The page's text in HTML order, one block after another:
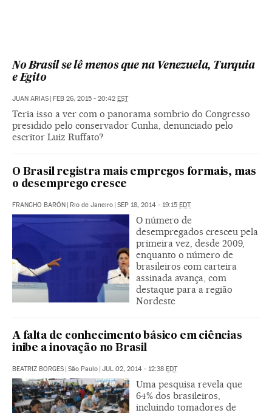
No Brasil se lê menos que na Venezuela, Turquia
e Egito
JUAN ARIAS | FEB 26, 2015 - 20:42 EST
Teria isso a ver com o panorama sombrio do Congresso
presidido pelo conservador Cunha, denunciado pelo
escritor Luiz Ruffato?
O Brasil registra mais empregos formais, mas
o desemprego cresce
FRANCHO BARÓN | Rio de Janeiro | SEP 18, 2014 - 19:15 EDT
O número de
desempregados cresceu pela
primeira vez, desde 2009,
enquanto o número de
brasileiros com carteira
assinada avança, com
destaque para a região
Nordeste
A falta de conhecimento básico em ciências
inibe a inovação no Brasil
BEATRIZ BORGES | São Paulo | JUL 02, 2014 - 12:38 EDT
Uma pesquisa revela que
64% dos brasileiros,
incluindo tomadores de